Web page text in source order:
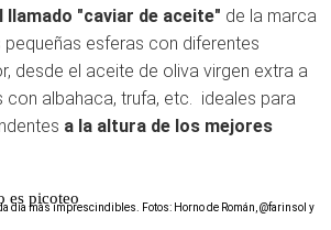
llamado "caviar de aceite" de la marca
pequeñas esferas con diferentes
desde el aceite de oliva virgen extra a
albahaca, trufa, etc. ideales para
a la altura de los mejores
es picoteo